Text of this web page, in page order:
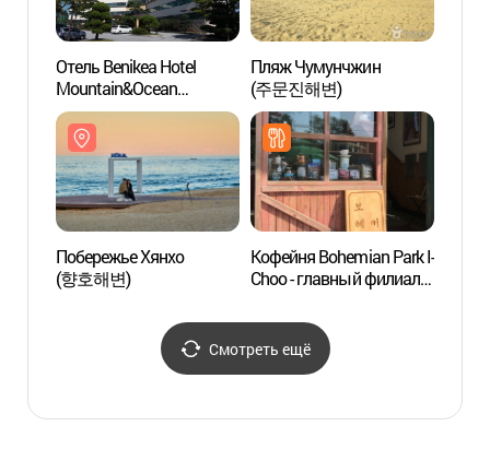
Отель Benikea Hotel
Mountain&Ocean
Jumunjin Resort
(베니키아 산과바다
주문진리조트)
Пляж Чумунчжин
(주문진해변)
Побережье Хянхо
(향호해변)
Кофейня Bohemian Park I-
Choo - главный филиал
점)
Смотреть ещё